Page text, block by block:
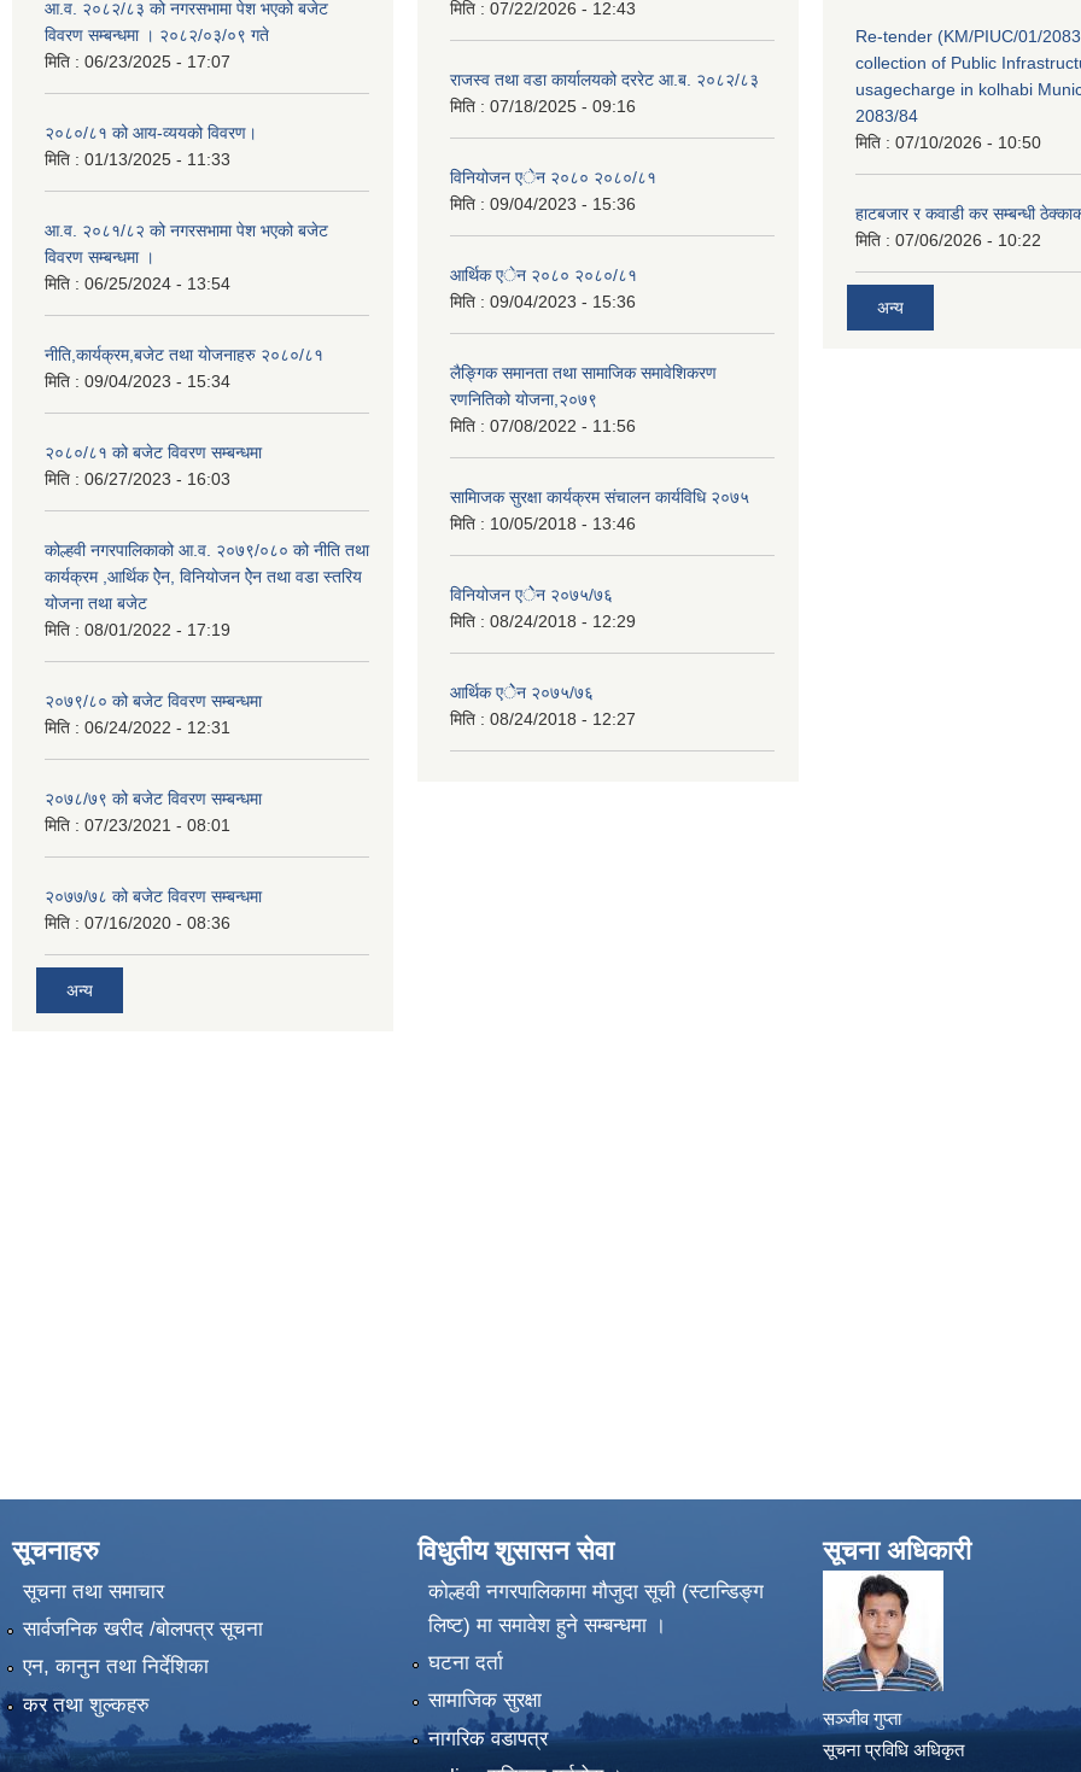
आ.व. २०८२/८३ को नगरसभामा पेश भएको बजेट
विवरण सम्बन्धमा । २०८२/०३/०९ गते
मिति : 06/23/2025 - 17:07
२०८०/८१ को आय-व्ययको विवरण।
मिति : 01/13/2025 - 11:33
आ.व. २०८१/८२ को नगरसभामा पेश भएको बजेट
विवरण सम्बन्धमा ।
मिति : 06/25/2024 - 13:54
नीति,कार्यक्रम,बजेट तथा योजनाहरु २०८०/८१
मिति : 09/04/2023 - 15:34
२०८०/८१ को बजेट विवरण सम्बन्धमा
मिति : 06/27/2023 - 16:03
कोल्हवी नगरपालिकाको आ.व. २०७९/०८० को नीति तथा
कार्यक्रम ,आर्थिक ऐेन, विनियोजन ऐेन तथा वडा स्तरिय
योजना तथा बजेट
मिति : 08/01/2022 - 17:19
२०७९/८० को बजेट विवरण सम्बन्धमा
मिति : 06/24/2022 - 12:31
२०७८/७९ को बजेट विवरण सम्बन्धमा
मिति : 07/23/2021 - 08:01
२०७७/७८ को बजेट विवरण सम्बन्धमा
मिति : 07/16/2020 - 08:36
अन्य
मिति : 07/22/2026 - 12:43
राजस्व तथा वडा कार्यालयको दररेट आ.ब. २०८२/८३
मिति : 07/18/2025 - 09:16
विनियोजन एेन २०८० २०८०/८१
मिति : 09/04/2023 - 15:36
आर्थिक एेन २०८० २०८०/८१
मिति : 09/04/2023 - 15:36
लैङ्गिक समानता तथा सामाजिक समावेशिकरण
रणनितिको योजना,२०७९
मिति : 07/08/2022 - 11:56
सामािजक सुरक्षा कार्यक्रम संचालन कार्यविधि २०७५
मिति : 10/05/2018 - 13:46
विनियोजन एेेन २०७५/७६
मिति : 08/24/2018 - 12:29
आर्थिक एेेन २०७५/७६
मिति : 08/24/2018 - 12:27
Re-tender (KM/PIUC/01/
collection of Public
usagecharge in kolhabi
2083/84
मिति : 07/10/2026 - 10:50
हाटबजार र कवाडी कर सम्बन्धी
मिति : 07/06/2026 - 10:22
अन्य
सूचनाहरु
सूचना तथा समाचार
सार्वजनिक खरीद /बोलपत्र सूचना
एन, कानुन तथा निर्देशिका
कर तथा शुल्कहरु
विधुतीय शुसासन सेवा
कोल्हवी नगरपालिकामा मौजुदा सूची (स्टान्डिङ्ग
लिष्ट) मा समावेश हुने सम्बन्धमा ।
घटना दर्ता
सामाजिक सुरक्षा
नागरिक वडापत्र
सूचना अधिकारी
सञ्जीव गुप्ता
सूचना प्रविधि अधिकृत